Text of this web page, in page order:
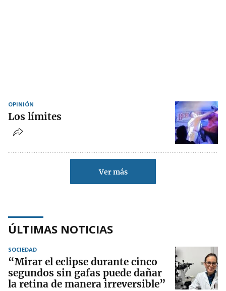
OPINIÓN
Los límites
Ver más
ÚLTIMAS NOTICIAS
SOCIEDAD
“Mirar el eclipse durante cinco
segundos sin gafas puede dañar
la retina de manera irreversible”